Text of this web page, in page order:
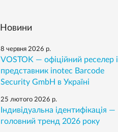
Новини
8 червня 2026 р.
VOSTOK — офіційний реселер і
представник inotec Barcode
Security GmbH в Україні
25 лютого 2026 р.
Індивідуальна ідентифікація —
головний тренд 2026 року